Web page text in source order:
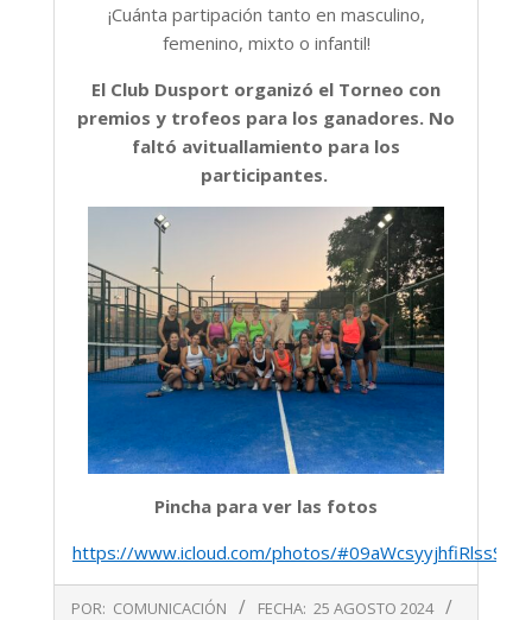
¡Cuánta partipación tanto en masculino,
femenino, mixto o infantil!
El Club Dusport organizó el Torneo con
premios y trofeos para los ganadores. No
faltó avituallamiento para los
participantes.
Pincha para ver las fotos
https://www.icloud.com/photos/
POR: COMUNICACIÓN FECHA: 25 AGOSTO 2024